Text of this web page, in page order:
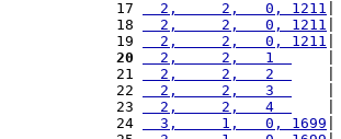
17
  2,     2,   0, 1211
18
  2,     2,   0, 1211
19
  2,     2,   0, 1211
20
  2,     2,   1
21
  2,     2,   2
22
  2,     2,   3
23
  2,     2,   4
24
  3,     1,   0, 1699